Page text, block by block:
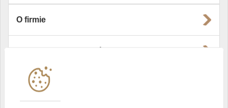
O firmie
Instytucje współpracujące